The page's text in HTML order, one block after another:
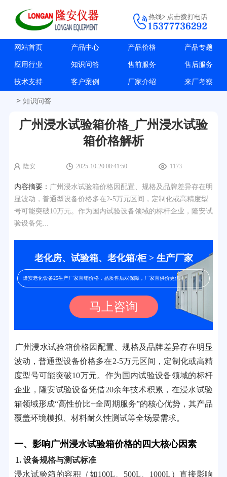
网站首页 产品中心 产品价格 产品专题
应用行业 知识问答 售前服务 售后服务
技术支持 客户案例 厂家介绍 来厂考察
> 知识问答
广州浸水试验箱价格_广州浸水试验
箱价格解析
隆安 2025-10-20 08:41:50 1173
内容摘要： 广州浸水试验箱价格因配置、规格及品牌差异存在明
显波动，普通型设备价格多在2-5万元区间，定制化或高精度型
号可能突破10万元。作为国内试验设备领域的标杆企业，隆安试
验设备凭...
老化房、试验箱、老化箱/柜 > 生产厂家
隆安老化设备25生产厂家直销价格，品质售后双保障，厂家直供价更优！
马上咨询
广州浸水试验箱价格因配置、规格及品牌差异存在明显
波动，普通型设备价格多在2-5万元区间，定制化或高精
度型号可能突破10万元。作为国内试验设备领域的标杆
企业，隆安试验设备凭借20余年技术积累，在浸水试验
箱领域形成“高性价比+全周期服务”的核心优势，其产品
覆盖环境模拟、材料耐久性测试等全场景需求。
一、影响广州浸水试验箱价格的四大核心因素
1. 设备规格与测试标准
浸水试验箱的容积（如100L、500L、1000L）直接影响